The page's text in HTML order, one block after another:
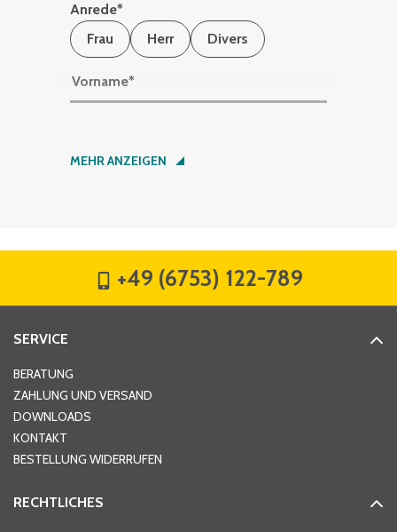
Anrede*
Frau
Herr Divers
Vorname*
Nachname*
Hausnummer
Ort*
MEHR ANZEIGEN
+49 (6753) 122-789
SERVICE
BERATUNG
ZAHLUNG UND VERSAND
DOWNLOADS
KONTAKT
BESTELLUNG WIDERRUFEN
RECHTLICHES